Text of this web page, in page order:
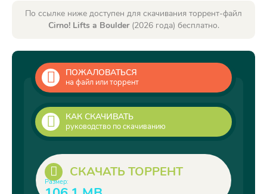
По ссылке ниже доступен для скачивания торрент-файл
Cirno! Lifts a Boulder(2026 года) бесплатно.
ПОЖАЛОВАТЬСЯ
на файл или торрент
КАК СКАЧИВАТЬ
руководство по скачиванию
СКАЧАТЬ ТОРРЕНТ
Размер: